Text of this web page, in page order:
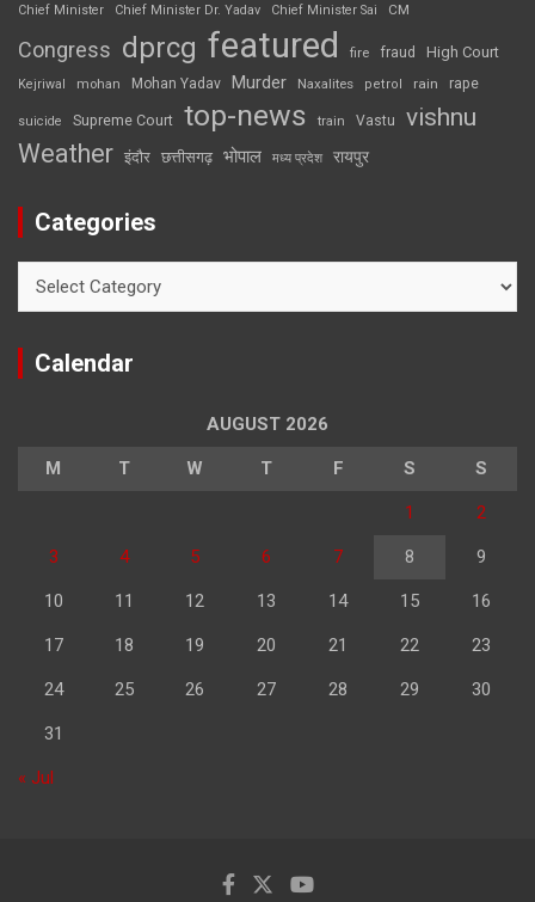
Chief Minister
Chief Minister Dr. Yadav Chief Minister Sai CM
Congress dprcg featured fire fraud High Court
Kejriwal mohan Mohan Yadav Murder Naxalites petrol rain rape
suicide Supreme Court top-news train Vastu vishnu
Weather इंदौर छत्तीसगढ़ भोपाल मध्य प्रदेश रायपुर
Categories
Calendar
AUGUST 2026
M T W T F S S
1 2
3 4 5 6 7 8 9
10 11 12 13 14 15 16
17 18 19 20 21 22 23
24 25 26 27 28 29 30
31
« Jul